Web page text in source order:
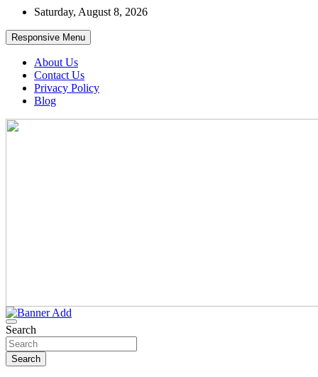
Skip
content
Saturday, August 8, 2026
Responsive Menu
About Us
Contact Us
Privacy Policy
Blog
Search
Search